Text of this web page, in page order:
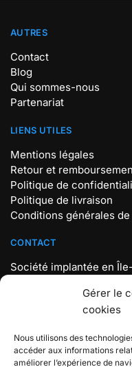
Gérer le
cookies
Nous utilisons des
accéder aux informations
améliorer l’expérience de
AUTRES
Contact
Blog
Qui sommes-nous
Partenariat
LIENS UTILES
Mentions légales
Retour et
Politique de
Politique de livraison
Conditions générales de
CONTACT
Société implantée en
Téléphone : +33 7 56 98
Lundi au vendredi : 9h30
BOUTIQUE POKEMON
Boutique spécialisée sur